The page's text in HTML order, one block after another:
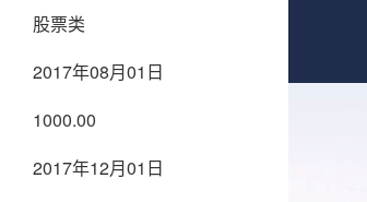
股票类
2017年08月01日
1000.00
2017年12月01日